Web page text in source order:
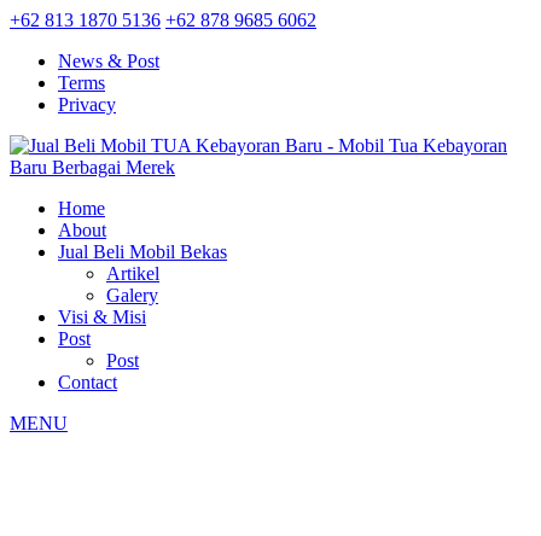
+62 813 1870 5136 +62 878 9685 6062
News & Post
Terms
Privacy
Home
About
Jual Beli Mobil Bekas
Artikel
Galery
Visi & Misi
Post
Post
Contact
MENU